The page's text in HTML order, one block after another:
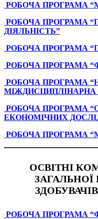
РОБОЧА ПРОГРАМА
РОБОЧА ПРОГРАМА
ДІЯЛЬНІСТЬ”
РОБОЧА ПРОГРАМА
РОБОЧА ПРОГРАМА
РОБОЧА ПРОГРАМА
МІЖДИСЦИПЛІНАРНА
РОБОЧА ПРОГРАМА
ЕКОНОМІЧНИХ
РОБОЧА ПРОГРАМА
ОСВІТНІ
РОБОЧА ПРОГРАМА